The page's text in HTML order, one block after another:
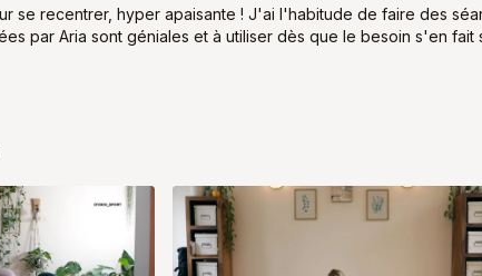
se recentrer, hyper apaisante ! J'ai l'habitude de faire des
par Aria sont géniales et à utiliser dès que le besoin s'en